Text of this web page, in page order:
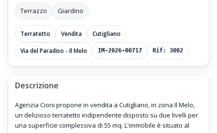
Terrazzo Giardino
Terratetto Vendita Cutigliano
Via del Paradiso - Il Melo IM-2026-00717 Rif: 3002
Descrizione
Agenzia Cioni propone in vendita a Cutigliano, in zona Il Melo,
un delizioso terratetto indipendente disposto su due livelli per
una superficie complessiva di 55 mq. L'immobile è situato al